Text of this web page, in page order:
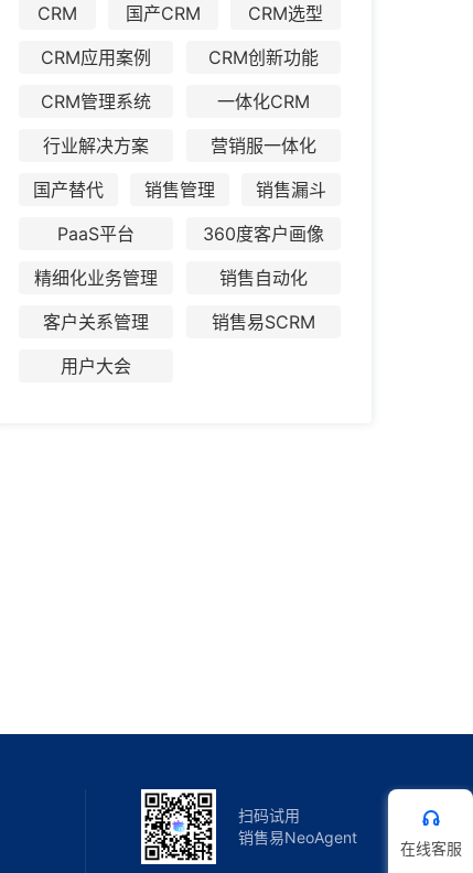
CRM 国产CRM
CRM选型
CRM应用案例
CRM创新功能
CRM管理系统
一体化CRM
行业解决方案
营销服一体化
国产替代
销售管理
销售漏斗
PaaS平台
360度客户画像
精细化业务管理
销售自动化
客户关系管理
销售易SCRM
用户大会
扫码试用
销售易NeoAgent
在线客服